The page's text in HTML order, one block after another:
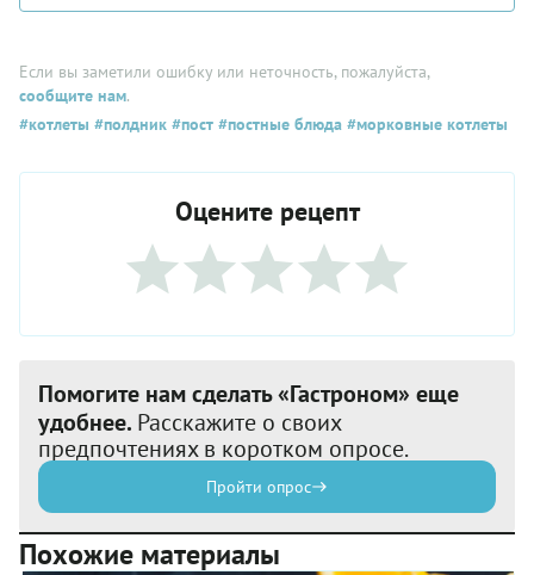
Если вы заметили ошибку или неточность, пожалуйста,
сообщите нам.
#котлеты #полдник #пост #постные блюда #морковные котлеты
Оцените рецепт
Помогите нам сделать «Гастроном» еще
удобнее. Расскажите о своих
предпочтениях в коротком опросе.
Пройти опрос
Похожие материалы